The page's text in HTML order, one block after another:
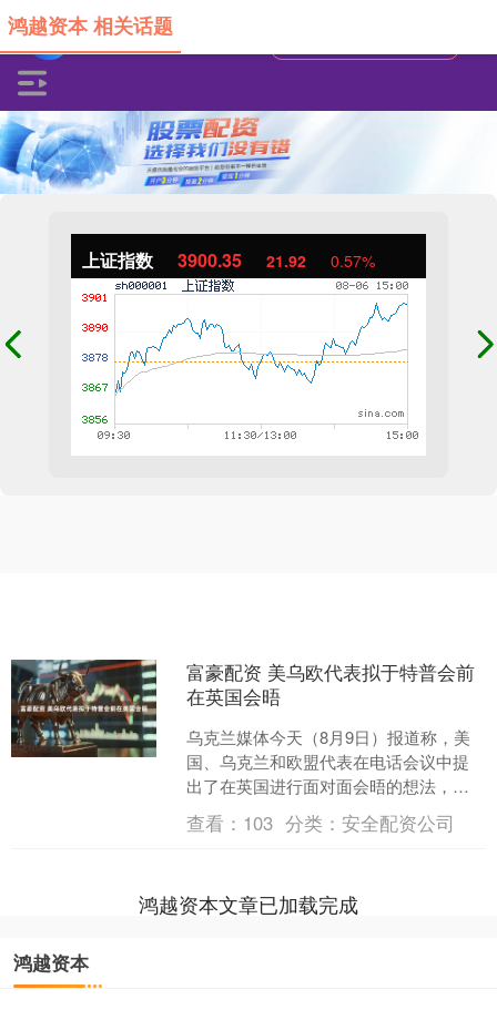
上证指数 3900.35 21.92 0.57%
鸿越资本 相关话题
富豪配资 美乌欧代表拟于特普会前
在英国会晤
乌克兰媒体今天（8月9日）报道称，美
国、乌克兰和欧盟代表在电话会议中提
出了在英国进行面对面会晤的想法，以
作为美国总统特朗普与俄罗斯总统普京
会晤前的准备。参与人员....
查看： 103 分类：安全配资公司
鸿越资本文章已加载完成
鸿越资本